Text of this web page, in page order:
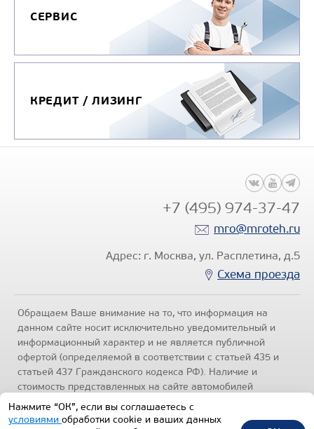
СЕРВИС
КРЕДИТ / ЛИЗИНГ
+7 (495) 974-37-47
mro@mroteh.ru
Адрес: г. Москва, ул. Расплетина, д.5
Схема проезда
Обращаем Ваше внимание на то, что информация на
данном сайте носит исключительно уведомительный и
информационный характер и не является публичной
офертой (определяемой в соответствии с статьей 435 и
статьей 437 Гражданского кодекса РФ). Наличие и
стоимость представленных на сайте автомобилей
уточняйте по телефонам отделов продаж, представленных
в разделе "Контакты" настоящего ресурса.
Нажмите “ОК”, если вы соглашаетесь с
условиями обработки cookie и ваших данных